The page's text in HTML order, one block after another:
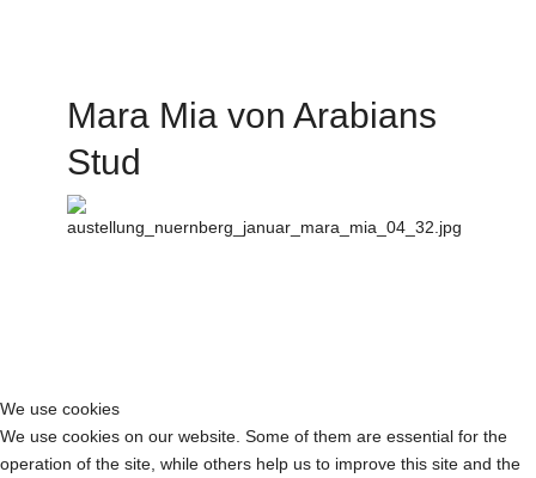
Mara Mia von Arabians
Stud
We use cookies
We use cookies on our website. Some of them are essential for the
operation of the site, while others help us to improve this site and the